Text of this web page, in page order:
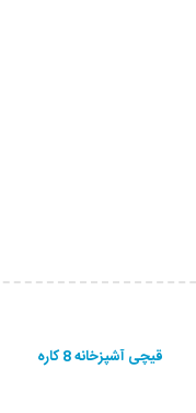
قیچی آشپزخانه 8 کاره